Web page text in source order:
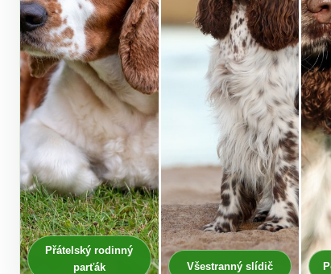
Přátelský rodinný
parťák
Všestranný slídič